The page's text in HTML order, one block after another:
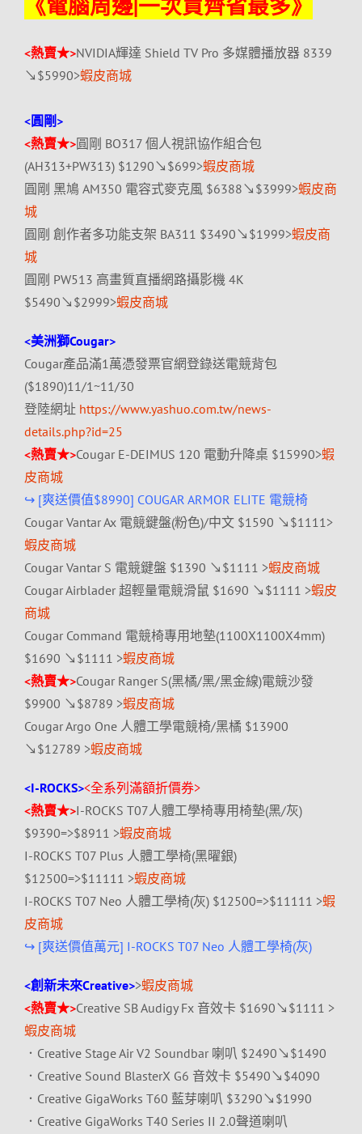
《電腦周邊|一次買齊省最多》
<熱賣★>NVIDIA輝達 Shield TV Pro 多媒體播放器 8339
↘$5990>蝦皮商城
<圓剛>
<熱賣★>圓剛 BO317 個人視訊協作組合包
(AH313+PW313) $1290↘$699>蝦皮商城
圓剛 黑鳩 AM350 電容式麥克風 $6388↘$3999>蝦皮商
城
圓剛 創作者多功能支架 BA311 $3490↘$1999>蝦皮商
城
圓剛 PW513 高畫質直播網路攝影機 4K
$5490↘$2999>蝦皮商城
<美洲獅Cougar>
Cougar產品滿1萬憑發票官網登錄送電競背包
($1890)11/1~11/30
登陸網址 https://www.yashuo.com.tw/news-
details.php?id=25
<熱賣★>Cougar E-DEIMUS 120 電動升降桌 $15990>蝦
皮商城
↪ [爽送價值$8990] COUGAR ARMOR ELITE 電競椅
Cougar Vantar Ax 電競鍵盤(粉色)/中文 $1590 ↘$1111>
蝦皮商城
Cougar Vantar S 電競鍵盤 $1390 ↘$1111 >蝦皮商城
Cougar Airblader 超輕量電競滑鼠 $1690 ↘$1111 >蝦皮
商城
Cougar Command 電競椅專用地墊(1100X1100X4mm)
$1690 ↘$1111 >蝦皮商城
<熱賣★>Cougar Ranger S(黑橘/黑/黑金線)電競沙發
$9900 ↘$8789 >蝦皮商城
Cougar Argo One 人體工學電競椅/黑橘 $13900
↘$12789 >蝦皮商城
<I-ROCKS><全系列滿額折價券>
<熱賣★>I-ROCKS T07人體工學椅專用椅墊(黑/灰)
$9390=>$8911 >蝦皮商城
I-ROCKS T07 Plus 人體工學椅(黑曜銀)
$12500=>$11111 >蝦皮商城
I-ROCKS T07 Neo 人體工學椅(灰) $12500=>$11111 >蝦
皮商城
↪ [爽送價值萬元] I-ROCKS T07 Neo 人體工學椅(灰)
<創新未來Creative>>蝦皮商城
<熱賣★>Creative SB Audigy Fx 音效卡 $1690↘$1111 >
蝦皮商城
．Creative Stage Air V2 Soundbar 喇叭 $2490↘$1490
．Creative Sound BlasterX G6 音效卡 $5490↘$4090
．Creative GigaWorks T60 藍芽喇叭 $3290↘$1990
．Creative GigaWorks T40 Series II 2.0聲道喇叭